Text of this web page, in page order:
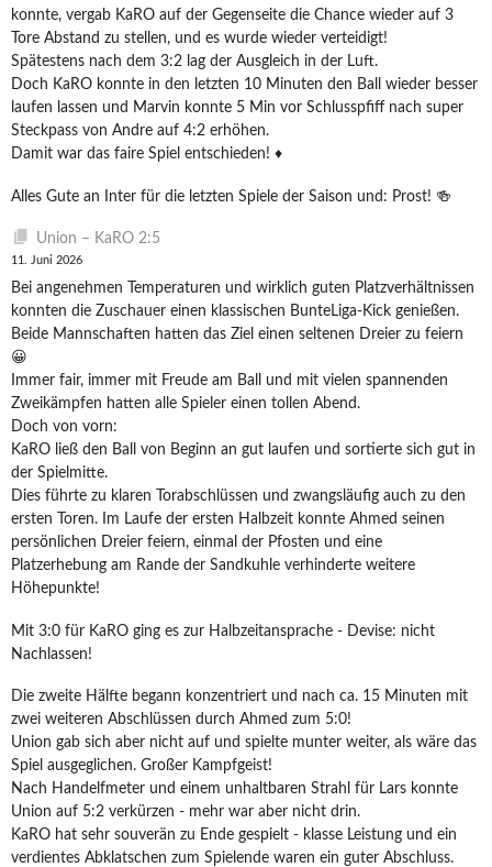
konnte, vergab KaRO auf der Gegenseite die Chance wieder auf 3
Tore Abstand zu stellen, und es wurde wieder verteidigt!
Spätestens nach dem 3:2 lag der Ausgleich in der Luft.
Doch KaRO konnte in den letzten 10 Minuten den Ball wieder besser
laufen lassen und Marvin konnte 5 Min vor Schlusspfiff nach super
Steckpass von Andre auf 4:2 erhöhen.
Damit war das faire Spiel entschieden! ♦️
Alles Gute an Inter für die letzten Spiele der Saison und: Prost! 🍻
Union – KaRO 2:5
11. Juni 2026
Bei angenehmen Temperaturen und wirklich guten Platzverhältnissen
konnten die Zuschauer einen klassischen BunteLiga-Kick genießen.
Beide Mannschaften hatten das Ziel einen seltenen Dreier zu feiern
😀
Immer fair, immer mit Freude am Ball und mit vielen spannenden
Zweikämpfen hatten alle Spieler einen tollen Abend.
Doch von vorn:
KaRO ließ den Ball von Beginn an gut laufen und sortierte sich gut in
der Spielmitte.
Dies führte zu klaren Torabschlüssen und zwangsläufig auch zu den
ersten Toren. Im Laufe der ersten Halbzeit konnte Ahmed seinen
persönlichen Dreier feiern, einmal der Pfosten und eine
Platzerhebung am Rande der Sandkuhle verhinderte weitere
Höhepunkte!
Mit 3:0 für KaRO ging es zur Halbzeitansprache - Devise: nicht
Nachlassen!
Die zweite Hälfte begann konzentriert und nach ca. 15 Minuten mit
zwei weiteren Abschlüssen durch Ahmed zum 5:0!
Union gab sich aber nicht auf und spielte munter weiter, als wäre das
Spiel ausgeglichen. Großer Kampfgeist!
Nach Handelfmeter und einem unhaltbaren Strahl für Lars konnte
Union auf 5:2 verkürzen - mehr war aber nicht drin.
KaRO hat sehr souverän zu Ende gespielt - klasse Leistung und ein
verdientes Abklatschen zum Spielende waren ein guter Abschluss.